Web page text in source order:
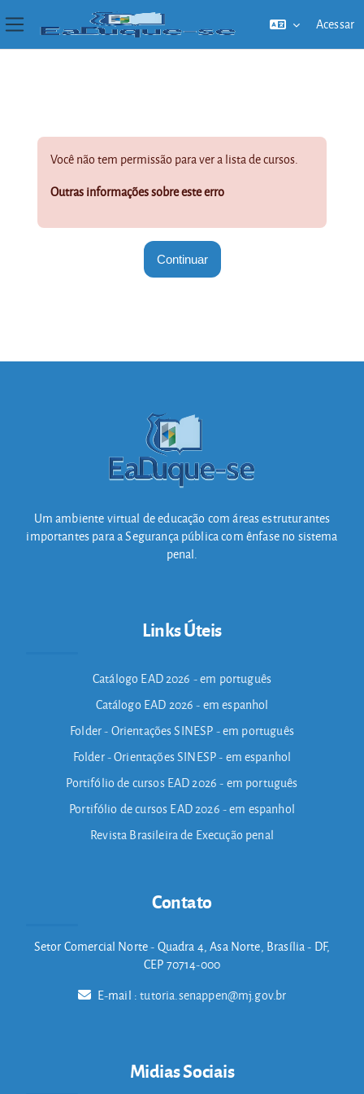
Acessar
Você não tem permissão para ver a lista de cursos.
Outras informações sobre este erro
Continuar
Um ambiente virtual de educação com áreas estruturantes
importantes para a Segurança pública com ênfase no sistema
penal.
Links Úteis
Catálogo EAD 2026 - em português
Catálogo EAD 2026 - em espanhol
Folder - Orientações SINESP - em português
Folder - Orientações SINESP - em espanhol
Portifólio de cursos EAD 2026 - em português
Portifólio de cursos EAD 2026 - em espanhol
Revista Brasileira de Execução penal
Contato
Setor Comercial Norte - Quadra 4, Asa Norte, Brasília - DF,
CEP 70714-000
E-mail :tutoria.senappen@mj.gov.br
Midias Sociais